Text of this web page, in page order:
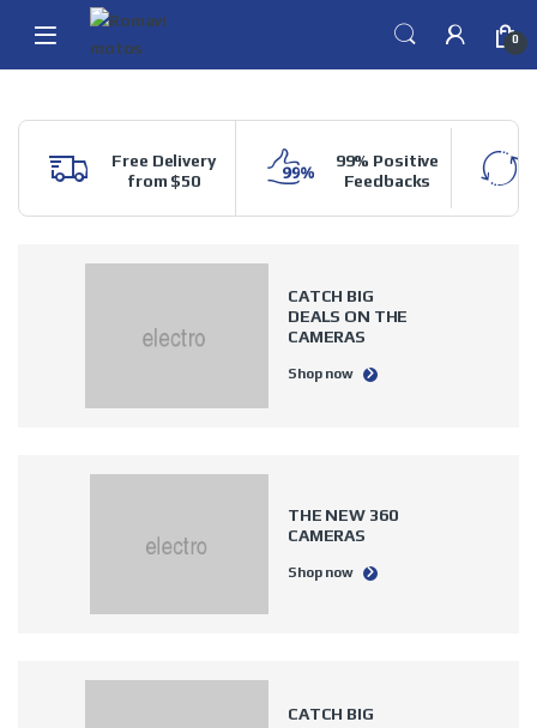
Skip to navigation
Skip to content
0
Free Delivery
from $50
99% Positive
Feedbacks
CATCH BIG
DEALS ON THE
CAMERAS
Shop now
THE NEW 360
CAMERAS
Shop now
CATCH BIG